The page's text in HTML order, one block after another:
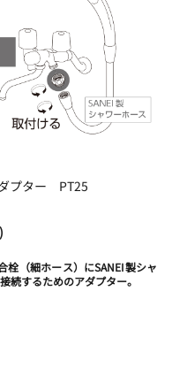
プター PT25
栓（細ホース）にSANEI製シャ
続するためのアダプター。